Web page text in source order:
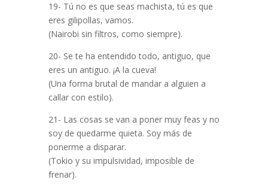
19- Tú no es que seas machista, tú es que
eres gilipollas, vamos.
(Nairobi sin filtros, como siempre).
20- Se te ha entendido todo, antiguo, que
eres un antiguo. ¡A la cueva!
(Una forma brutal de mandar a alguien a
callar con estilo).
21- Las cosas se van a poner muy feas y no
soy de quedarme quieta. Soy más de
ponerme a disparar.
(Tokio y su impulsividad, imposible de
frenar).